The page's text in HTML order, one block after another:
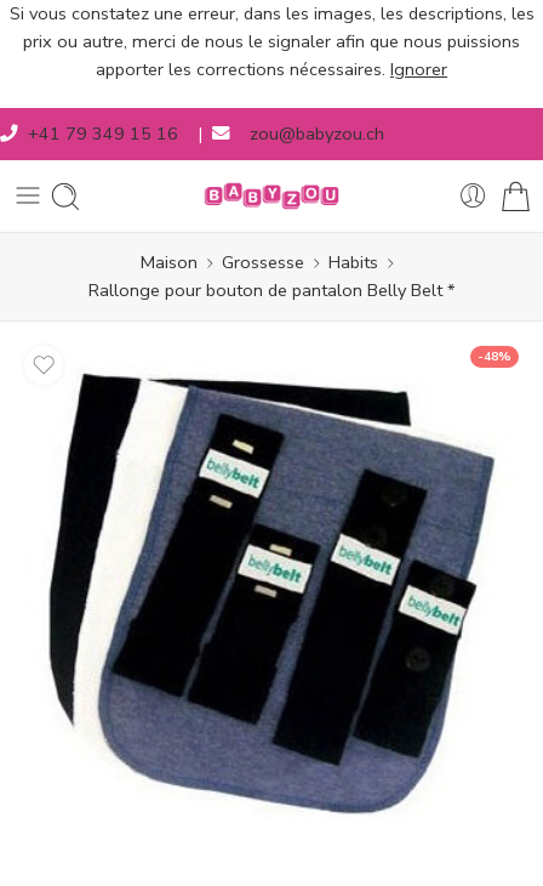
Si vous constatez une erreur, dans les images, les descriptions, les
prix ou autre, merci de nous le signaler afin que nous puissions
apporter les corrections nécessaires. Ignorer
+41 79 349 15 16 | zou@babyzou.ch
Maison Grossesse
Habits
Rallonge pour bouton de pantalon Belly Belt *
-48%